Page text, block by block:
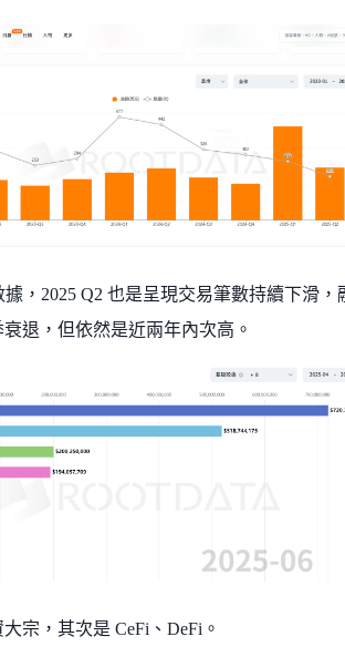
據，2025 Q2 也是呈現交易筆數持續下滑，
退，但依然是近兩年內次高。
宗，其次是 CeFi、DeFi。